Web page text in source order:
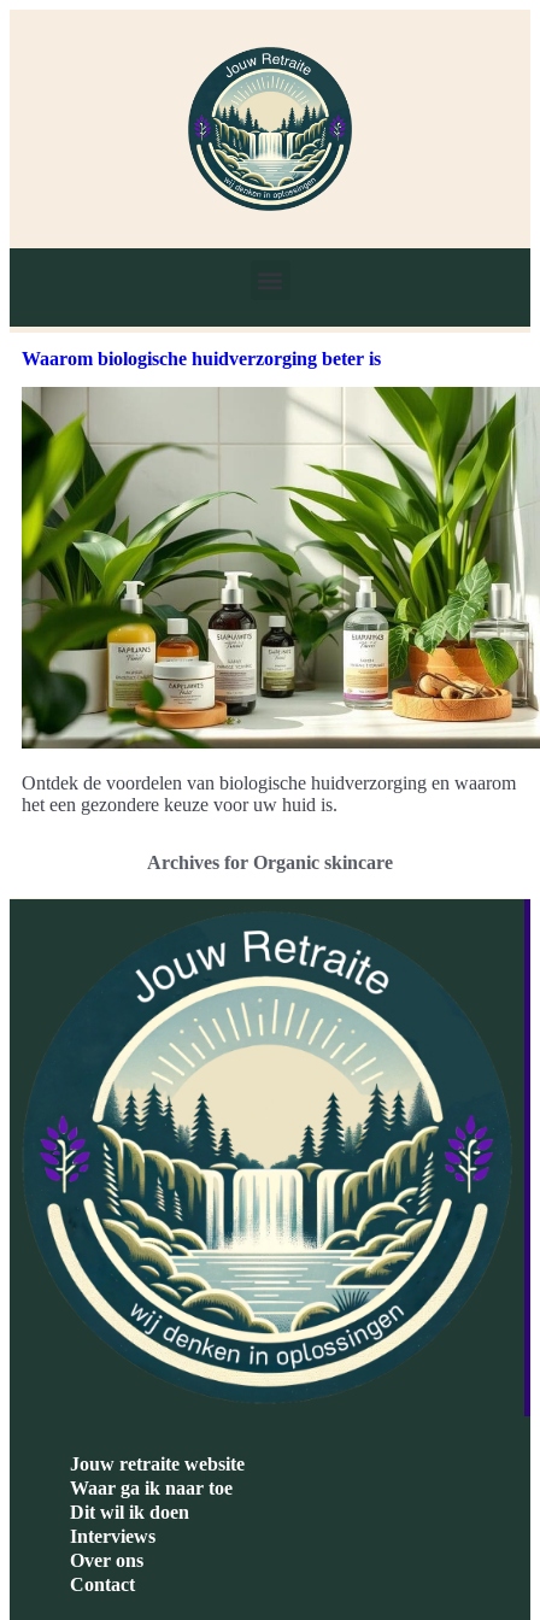
Waarom biologische huidverzorging beter is
Ontdek de voordelen van biologische huidverzorging en waarom
het een gezondere keuze voor uw huid is.
Archives for Organic skincare
Jouw retraite website
Waar ga ik naar toe
Dit wil ik doen
Interviews
Over ons
Contact